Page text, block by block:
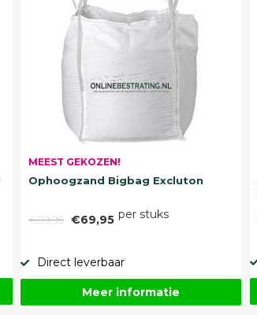
MEEST GEKOZEN!
Ophoogzand Bigbag Excluton
€89,95 €69,95 per stuks
Direct leverbaar
Meer informatie